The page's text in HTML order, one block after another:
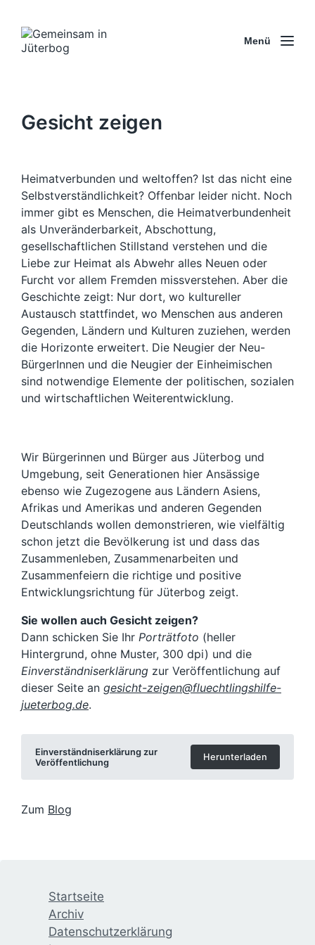
Menü
Gesicht zeigen
Heimatverbunden und weltoffen? Ist das nicht eine
Selbstverständlichkeit? Offenbar leider nicht. Noch
immer gibt es Menschen, die Heimatverbundenheit
als Unveränderbarkeit, Abschottung,
gesellschaftlichen Stillstand verstehen und die
Liebe zur Heimat als Abwehr alles Neuen oder
Furcht vor allem Fremden missverstehen. Aber die
Geschichte zeigt: Nur dort, wo kultureller
Austausch stattfindet, wo Menschen aus anderen
Gegenden, Ländern und Kulturen zuziehen, werden
die Horizonte erweitert. Die Neugier der Neu-
BürgerInnen und die Neugier der Einheimischen
sind notwendige Elemente der politischen, sozialen
und wirtschaftlichen Weiterentwicklung.
Wir Bürgerinnen und Bürger aus Jüterbog und
Umgebung, seit Generationen hier Ansässige
ebenso wie Zugezogene aus Ländern Asiens,
Afrikas und Amerikas und anderen Gegenden
Deutschlands wollen demonstrieren, wie vielfältig
schon jetzt die Bevölkerung ist und dass das
Zusammenleben, Zusammenarbeiten und
Zusammenfeiern die richtige und positive
Entwicklungsrichtung für Jüterbog zeigt.
Sie wollen auch Gesicht zeigen?
Dann schicken Sie Ihr Porträtfoto (heller
Hintergrund, ohne Muster, 300 dpi) und die
Einverständniserklärung zur Veröffentlichung auf
dieser Seite an gesicht-zeigen@fluechtlingshilfe-
jueterbog.de.
Einverständniserklärung zur
Veröffentlichung
Herunterladen
Zum Blog
Startseite
Archiv
Datenschutzerklärung